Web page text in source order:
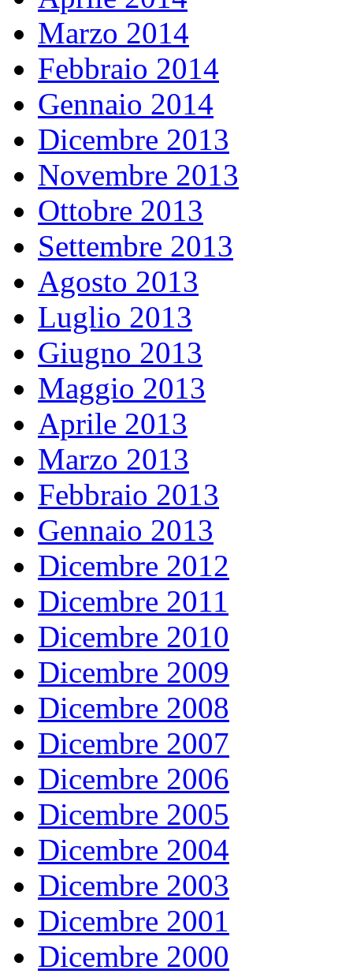
Marzo 2014
Febbraio 2014
Gennaio 2014
Dicembre 2013
Novembre 2013
Ottobre 2013
Settembre 2013
Agosto 2013
Luglio 2013
Giugno 2013
Maggio 2013
Aprile 2013
Marzo 2013
Febbraio 2013
Gennaio 2013
Dicembre 2012
Dicembre 2011
Dicembre 2010
Dicembre 2009
Dicembre 2008
Dicembre 2007
Dicembre 2006
Dicembre 2005
Dicembre 2004
Dicembre 2003
Dicembre 2001
Dicembre 2000